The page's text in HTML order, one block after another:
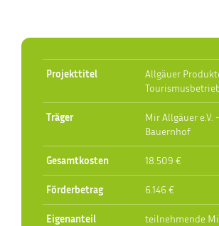
Projekttitel
Allgäuer
Träger
Mir Allgäuer e.V.
Bauernhof
Gesamtkosten 18.509 €
Förderbetrag 6.146 €
Eigenanteil
teilnehmende